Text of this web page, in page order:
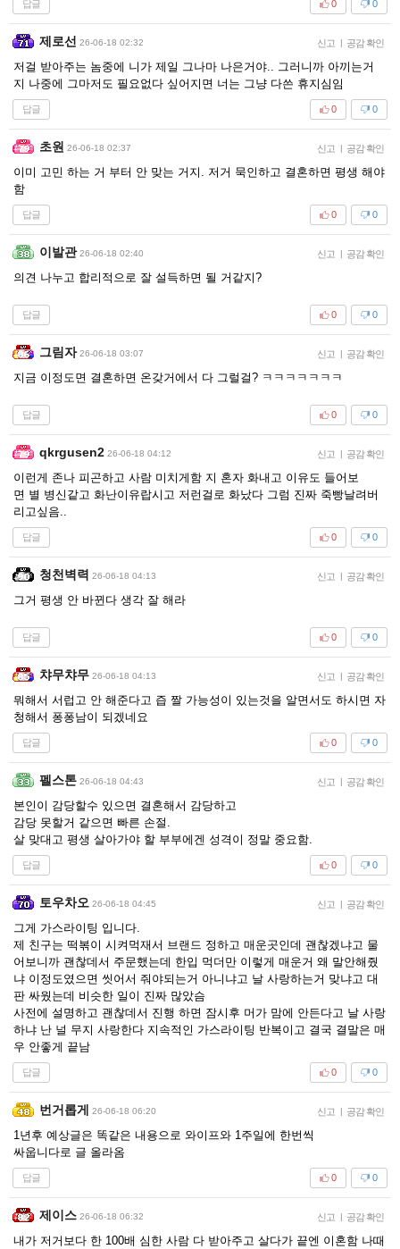
답글 0
0
제로선 26-06-18 02:32 신고 | 공감 확인
저걸 받아주는 놈중에 니가 제일 그나마 나은거야.. 그러니까 아끼는거
지 나중에 그마저도 필요없다 싶어지면 너는 그냥 다쓴 휴지심임
답글 0
0
초원 26-06-18 02:37 신고 | 공감 확인
이미 고민 하는 거 부터 안 맞는 거지. 저거 묵인하고 결혼하면 평생 해야
함
답글 0
0
이발관 26-06-18 02:40 신고 | 공감 확인
의견 나누고 합리적으로 잘 설득하면 될 거같지?
답글 0
0
그림자 26-06-18 03:07 신고 | 공감 확인
지금 이정도면 결혼하면 온갖거에서 다 그럴걸? ㅋㅋㅋㅋㅋㅋㅋ
답글 0
0
qkrgusen2 26-06-18 04:12 신고 | 공감 확인
이런게 존나 피곤하고 사람 미치게함 지 혼자 화내고 이유도 들어보
면 별 병신같고 화난이유랍시고 저런걸로 화났다 그럼 진짜 죽빵날려버
리고싶음..
답글 0
0
청천벽력 26-06-18 04:13 신고 | 공감 확인
그거 평생 안 바뀐다 생각 잘 해라
답글 0
0
챠무챠무 26-06-18 04:13 신고 | 공감 확인
뭐해서 서럽고 안 해준다고 즙 짤 가능성이 있는것을 알면서도 하시면 자
청해서 퐁퐁남이 되겠네요
답글 0
0
펠스톤 26-06-18 04:43 신고 | 공감 확인
본인이 감당할수 있으면 결혼해서 감당하고
감당 못할거 같으면 빠른 손절.
살 맞대고 평생 살아가야 할 부부에겐 성격이 정말 중요함.
답글 0
0
토우차오 26-06-18 04:45 신고 | 공감 확인
그게 가스라이팅 입니다.
제 친구는 떡볶이 시켜먹재서 브랜드 정하고 매운곳인데 괜찮겠냐고 물
어보니까 괜찮데서 주문했는데 한입 먹더만 이렇게 매운거 왜 말안해줬
냐 이정도였으면 씻어서 줘야되는거 아니냐고 날 사랑하는거 맞냐고 대
판 싸웠는데 비슷한 일이 진짜 많았슴
사전에 설명하고 괜찮데서 진행 하면 잠시후 머가 맘에 안든다고 날 사랑
하냐 난 널 무지 사랑한다 지속적인 가스라이팅 반복이고 결국 결말은 매
우 안좋게 끝남
답글 0
0
번거롭게 26-06-18 06:20 신고 | 공감 확인
1년후 예상글은 똑같은 내용으로 와이프와 1주일에 한번씩
싸웁니다로 글 올라옴
답글 0
0
제이스 26-06-18 06:32 신고 | 공감 확인
내가 저거보다 한 100배 심한 사람 다 받아주고 살다가 끝엔 이혼함 나때